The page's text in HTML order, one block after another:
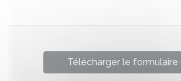
Télécharger le formulaire